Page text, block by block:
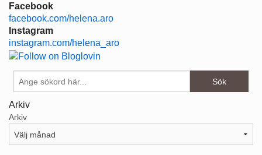
Facebook
facebook.com/helena.aro
Instagram
instagram.com/helena_aro
Arkiv
Arkiv